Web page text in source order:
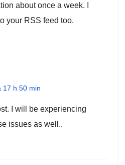
about once a week. I
your RSS feed too.
17 h 50 min
I will be experiencing
issues as well..